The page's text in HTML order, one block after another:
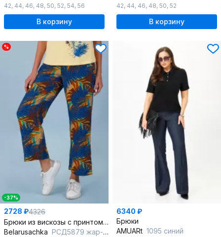
42, 44, 46, 48, 50, 52, 54, 56
В корзину
42, 44, 46, 48, 50, 52
В корзину
%
-37%
2728 ₽4326
Брюки из вискозы с принтом и поясом на лето
Belarusachka РСД5879 жар-птица
6340 ₽
Брюки
AMUARt 1095 синий